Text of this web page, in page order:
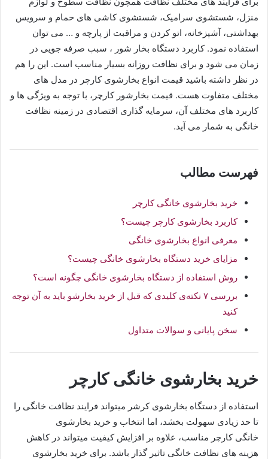
منزل، شستشوی سرامیک، شستشوی کاشی های حمام و سرویس
بهداشتی، آشپزخانه، اتو کردن و مراقبت از پارچه و … می توان
استفاده نمود. کاربرد دستگاه بخار شور ، سبب صرفه جویی در
زمان می شود و برای نظافت روزانه بسیار مناسب است. این را هم
در نظر داشته باشید قیمت انواع بخارشوی کارچر در مدل های
مختلف متفاوت هست. قیمت بخارشور کارچر، با توجه به ویژگی ها و
کاربرد های مختلف آن، سرمایه گذاری اقتصادی در زمینه نظافت
خانگی به شمار می آید.
فهرست مطالب
خرید بخارشوی خانگی کارچر
کاربرد بخارشوی کارچر چیست؟
معرفی انواع بخارشوی خانگی
مزایای خرید دستگاه بخارشوی خانگی چیست؟
روش استفاده از دستگاه بخارشوی خانگی چگونه است؟
بررسی ۷ نکته‌ی کلیدی که قبل از خرید بخارشو باید به آن توجه
کنید
سخن پایانی و سوالات متداول
خرید بخارشوی خانگی کارچر
استفاده از دستگاه بخارشوی کرشر میتواند فرایند نظافت خانگی را
تا حد زیادی سهولت بخشد، اما انتخاب و خرید بخارشوی
خانگی کارچر مناسب، علاوه بر افزایش کیفیت میتواند در کاهش
هزینه های نظافت خانگی تاثیر گذار باشد. برای خرید بخارشوی